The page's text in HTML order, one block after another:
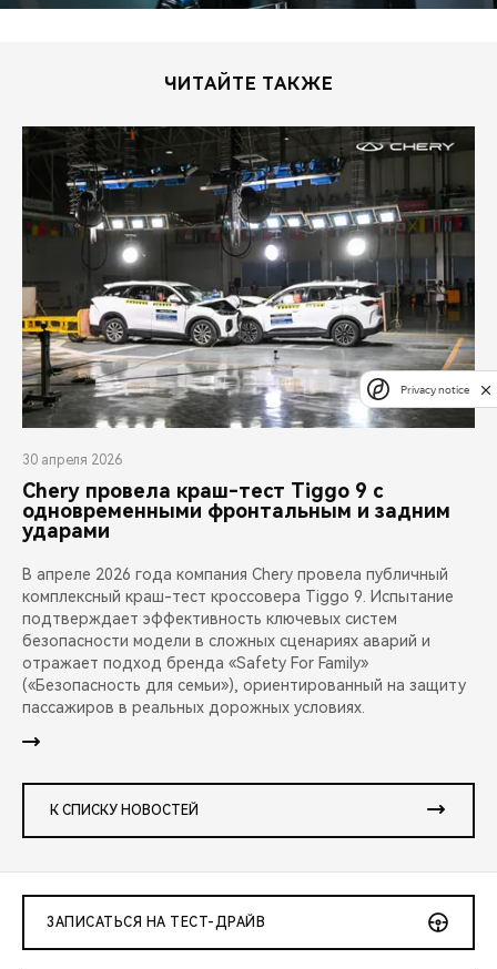
ЧИТАЙТЕ ТАКЖЕ
30 апреля 2026
Chery провела краш-тест Tiggo 9 с
одновременными фронтальным и задним
ударами
В апреле 2026 года компания Chery провела публичный
комплексный краш-тест кроссовера Tiggo 9. Испытание
подтверждает эффективность ключевых систем
безопасности модели в сложных сценариях аварий и
отражает подход бренда «Safety For Family»
(«Безопасность для семьи»), ориентированный на защиту
пассажиров в реальных дорожных условиях.
К СПИСКУ НОВОСТЕЙ
ЗАПИСАТЬСЯ НА ТЕСТ-ДРАЙВ
Privacy notice